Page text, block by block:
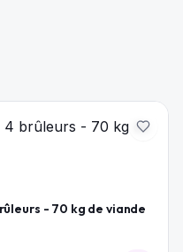
- 70 kg de viande